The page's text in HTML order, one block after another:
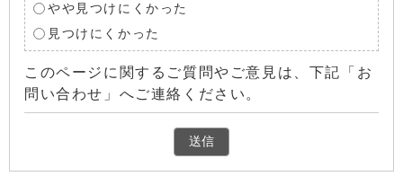
やや見つけにくかった
見つけにくかった
このページに関するご質問やご意見は、下記「お
問い合わせ」へご連絡ください。